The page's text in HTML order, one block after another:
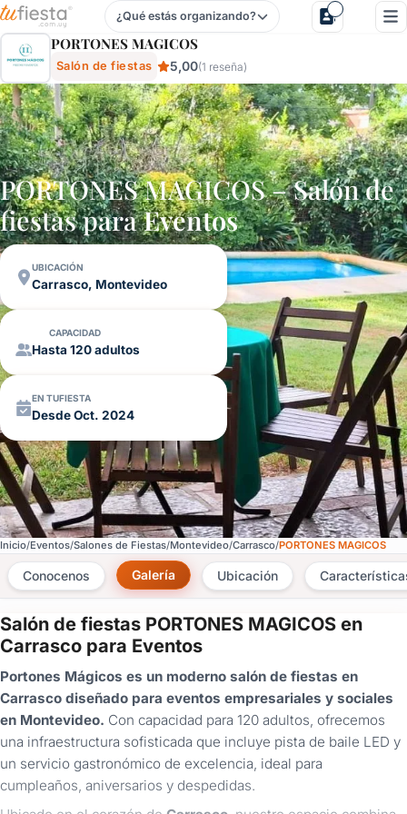
Portones Magicos - Salón De Fiestas En Carrasco,
¿Qué estás organizando?
PORTONES MAGICOS
Salón de fiestas 5,00(1 reseña)
PORTONES MAGICOS – Salón de
fiestas paraEventos
UBICACIÓN
Carrasco, Montevideo
CAPACIDAD
Hasta 120 adultos
EN TUFIESTA
Desde Oct. 2024
Inicio Eventos Salones de Fiestas Montevideo Carrasco PORTONES MAGICOS
Conocenos Galería Ubicación
Salón de fiestas PORTONES MAGICOS en
Carrasco para Eventos
Portones Mágicos es un moderno salón de fiestas en
Carrasco diseñado para eventos empresariales y sociales
en Montevideo. Con capacidad para 120 adultos, ofrecemos
una infraestructura sofisticada que incluye pista de baile LED y
un servicio gastronómico de excelencia, ideal para
cumpleaños, aniversarios y despedidas.
×
Consultar
¿Ya
tenés
cuenta?
Iniciá
sesión
aquí